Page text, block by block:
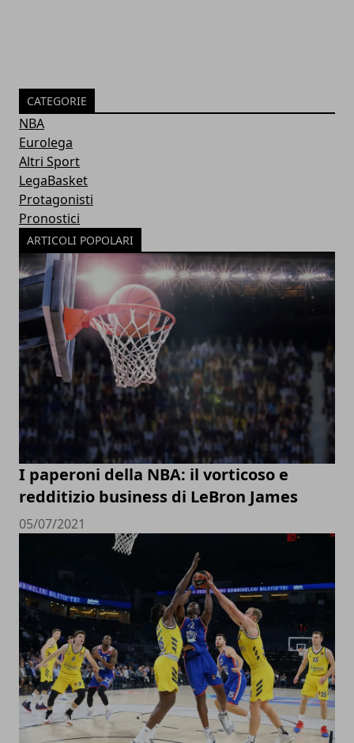
CATEGORIE
NBA
Eurolega
Altri Sport
LegaBasket
Protagonisti
Pronostici
ARTICOLI POPOLARI
I paperoni della NBA: il vorticoso e
redditizio business di LeBron James
05/07/2021